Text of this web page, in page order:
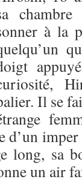
à la
Il se
d’un
long, sa
un air